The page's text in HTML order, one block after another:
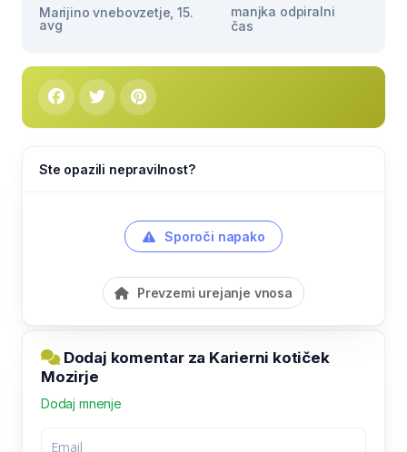
Marijino vnebovzetje, 15.
avg
manjka odpiralni
čas
Ste opazili nepravilnost?
Sporoči napako
Prevzemi urejanje vnosa
Dodaj komentar za Karierni kotiček
Mozirje
Dodaj mnenje